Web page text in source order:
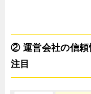
② 運営会社の信頼
注目